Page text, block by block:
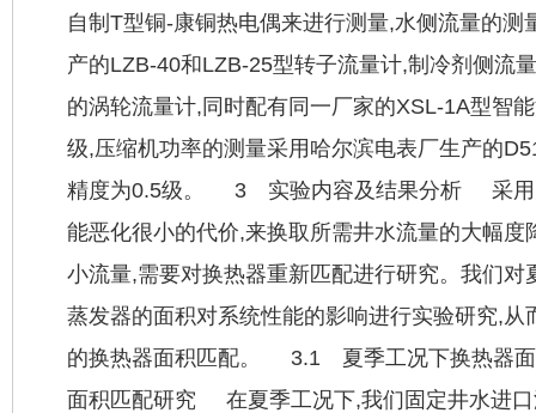
自制T型铜-康铜热电偶来进行测量,水侧流量的测
产的LZB-40和LZB-25型转子流量计,制冷剂侧流
的涡轮流量计,同时配有同一厂家的XSL-1A型智
级,压缩机功率的测量采用哈尔滨电表厂生产的
精度为0.5级。 3 实验内容及结果分析 采用
能恶化很小的代价,来换取所需井水流量的大幅
小流量,需要对换热器重新匹配进行研究。我们对
蒸发器的面积对系统性能的影响进行实验研究,从
的换热器面积匹配。 3.1 夏季工况下换热器
面积匹配研究 在夏季工况下,我们固定井水进